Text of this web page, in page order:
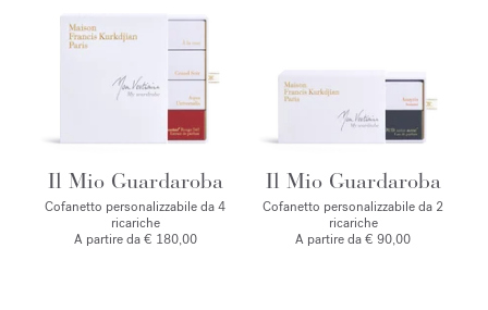
Il Mio Guardaroba
Cofanetto personalizzabile da 4
ricariche
A partire da € 180,00
Il Mio Guardaroba
Cofanetto personalizzabile da 2
ricariche
A partire da € 90,00